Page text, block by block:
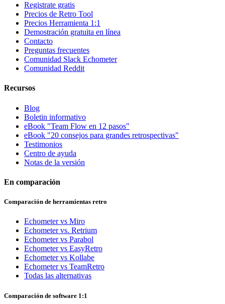
Registrate gratis
Precios de Retro Tool
Precios Herramienta 1:1
Demostración gratuita en línea
Contacto
Preguntas frecuentes
Comunidad Slack Echometer
Comunidad Reddit
Recursos
Blog
Boletin informativo
eBook "Team Flow en 12 pasos"
eBook "20 consejos para grandes retrospectivas"
Testimonios
Centro de ayuda
Notas de la versión
En comparación
Comparación de herramientas retro
Echometer vs Miro
Echometer vs. Retrium
Echometer vs Parabol
Echometer vs EasyRetro
Echometer vs Kollabe
Echometer vs TeamRetro
Todas las alternativas
Comparación de software 1:1